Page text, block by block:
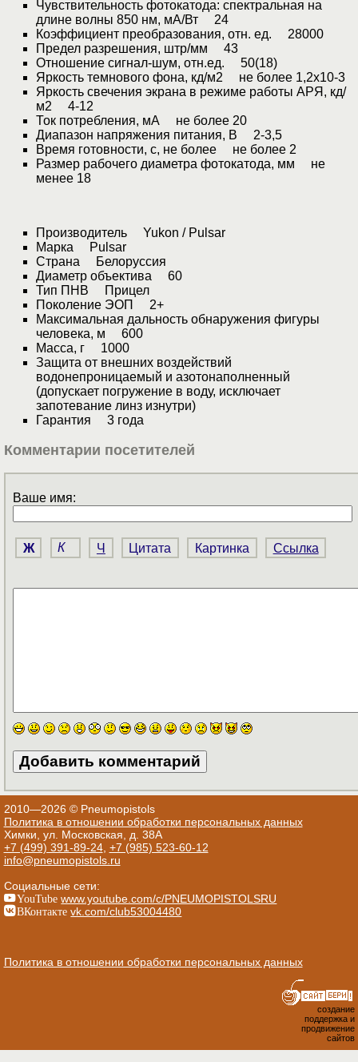
Чувствительность фотокатода: спектральная на
длине волны 850 нм, мА/Вт 24
Коэффициент преобразования, отн. ед. 28000
Предел разрешения, штр/мм 43
Отношение сигнал-шум, отн.ед. 50(18)
Яркость темнового фона, кд/м2 не более 1,2x10-3
Яркость свечения экрана в режиме работы АРЯ, кд/
м2 4-12
Ток потребления, мА не более 20
Диапазон напряжения питания, В 2-3,5
Время готовности, с, не более не более 2
Размер рабочего диаметра фотокатода, мм не
менее 18
Производитель Yukon / Pulsar
Марка Pulsar
Страна Белоруссия
Диаметр объектива 60
Тип ПНВ Прицел
Поколение ЭОП 2+
Максимальная дальность обнаружения фигуры
человека, м 600
Масса, г 1000
Защита от внешних воздействий
водонепроницаемый и азотонаполненный
(допускает погружение в воду, исключает
запотевание линз изнутри)
Гарантия 3 года
Комментарии посетителей
Ваше имя:
Ж К Ч Цитата Картинка Ссылка
2010—2026 © Pneumopistols
Политика в отношении обработки персональных данных
Химки, ул. Московская, д. 38А
+7 (499) 391-89-24, +7 (985) 523-60-12
info@pneumopistols.ru
Социальные сети:
YouTube www.youtube.com/c/PNEUMOPISTOLSRU
ВКонтакте vk.com/club53004480
Политика в отношении обработки персональных данных
создание
поддержка и
продвижение
сайтов